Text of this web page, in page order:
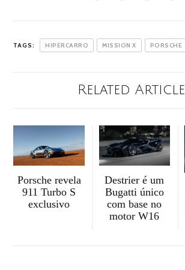
TAGS: HIPERCARRO MISSION X PORSCHE
Related
Porsche revela
911 Turbo S
exclusivo
Destrier é um
Bugatti único
com base no
motor W16